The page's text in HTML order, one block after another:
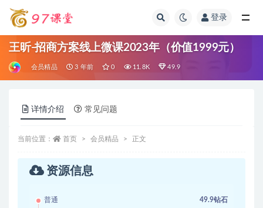
登录
王昕-招商方案线上微课2023年（价值1999元）
会员精品 3 年前 0 11.8K 49.9
详情介绍 常见问题
当前位置： 首页 会员精品 正文
资源信息
普通 49.9钻石